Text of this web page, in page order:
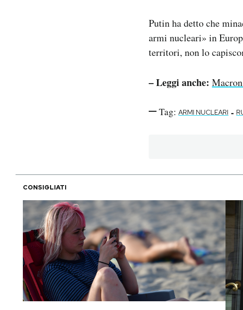
Putin ha detto che
armi nucleari» in
territori, non lo
– Leggi anche:
Tag: ARMI NUCLEARI -
CONSIGLIATI